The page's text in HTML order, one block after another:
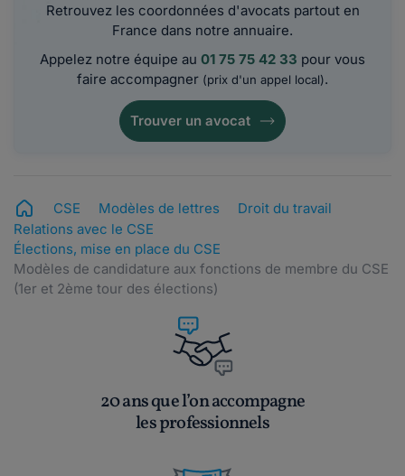
Retrouvez les coordonnées d'avocats partout en
France dans notre annuaire.
Appelez notre équipe au 01 75 75 42 33 pour vous
faire accompagner (prix d'un appel local).
Trouver un avocat
CSE Modèles de lettres
Droit du travail
Relations avec le CSE
Élections, mise en place du CSE
Modèles de candidature aux fonctions de membre du CSE
(1er et 2ème tour des élections)
20 ans que l’on accompagne
les professionnels